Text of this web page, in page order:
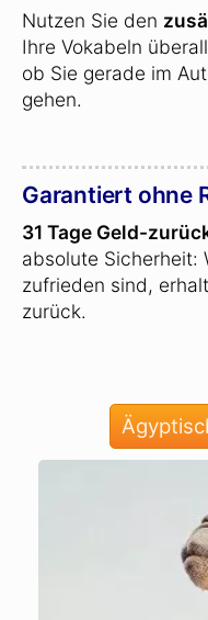
Nutzen Sie den
Ihre Vokabeln
ob Sie gerade im
gehen.
Garantiert ohne
31 Tage Geld-
absolute Sicherheit:
zufrieden sind,
zurück.